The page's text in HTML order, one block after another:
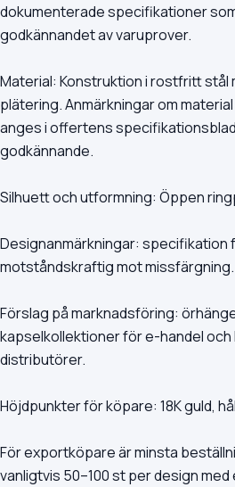
dokumenterade specifikationer
godkännandet av varuprover.
Material: Konstruktion i rostfritt stål
plätering. Anmärkningar om
anges i offertens
godkännande.
Silhuett och utformning: Öppen
Designanmärkningar: specifikation
motståndskraftig mot missfärgning.
Förslag på marknadsföring:
kapselkollektioner för e-handel
distributörer.
Höjdpunkter för köpare: 18K guld,
För exportköpare är minsta
vanligtvis 50–100 st per design